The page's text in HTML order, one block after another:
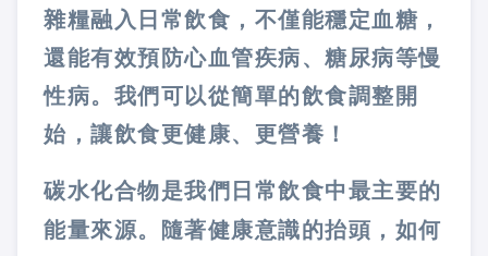
雜糧融入日常飲食，不僅能穩定血糖，
還能有效預防心血管疾病、糖尿病等慢
性病。我們可以從簡單的飲食調整開
始，讓飲食更健康、更營養！
碳水化合物是我們日常飲食中最主要的
能量來源。隨著健康意識的抬頭，如何